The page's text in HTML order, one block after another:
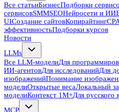
Все статьиБизнесПодборки
сервисовSMMSEOНейросети и ИИ
UIСоздание сайтовКопирайтинг
эффективностьПодборки курсов
Новости
LLMs
Все LLM-моделиДля
ИИ-агентовДля исследованийДля
изображенийПонимание
моделиОткрытые весаЛокальный
моделиКонтекст 1M+Для русского
MCP